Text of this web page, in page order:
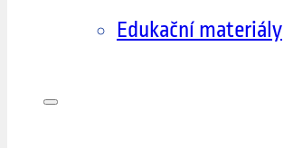
Edukační materiály